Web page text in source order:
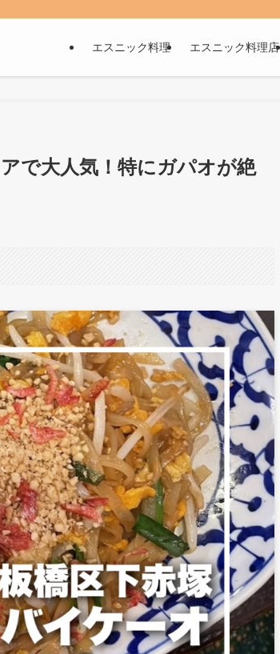
エスニック料理 エスニック料理店
で大人気！特にガパオが絶